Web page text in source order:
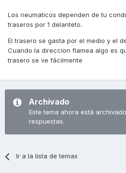
Los neumaticos dependen de tu
traseros por 1 delanteto.
El trasero se gasta por el medio y el
Cuando la direccion flamea algo es
trasero se ve fácilmente
Archivado
Este tema ahora está
respuestas.
Ir a la lista de temas